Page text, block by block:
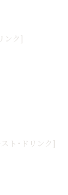
ンク]
ト･ドリンク]